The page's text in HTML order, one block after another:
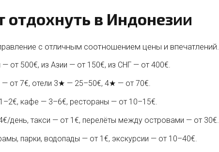
отдохнуть в Индонезии
с отличным соотношением цены и впечатлений.
от 500€, из Азии — от 150€, из СНГ — от 400€.
— от 7€, отели 3★ — 25–50€, 4★ — от 70€.
кафе — 3–6€, рестораны — от 10–15€.
день, такси — от 1€, перелёты между островами — от 30€.
парки, водопады — от 1€, экскурсии — от 10–40€.